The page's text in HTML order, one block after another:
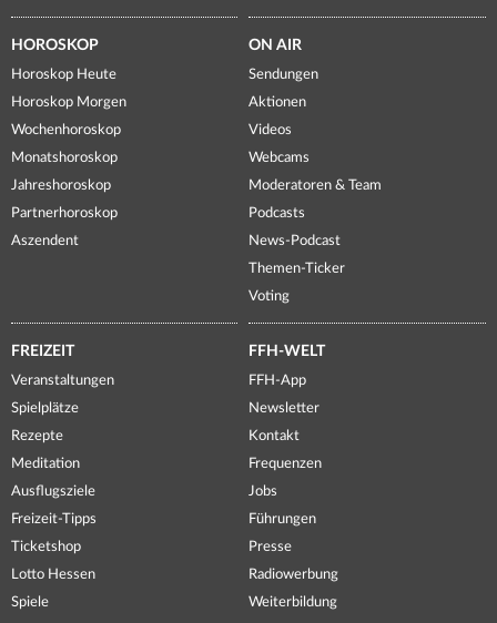
HOROSKOP
Horoskop Heute
Horoskop Morgen
Wochenhoroskop
Monatshoroskop
Jahreshoroskop
Partnerhoroskop
Aszendent
ON AIR
Sendungen
Aktionen
Videos
Webcams
Moderatoren & Team
Podcasts
News-Podcast
Themen-Ticker
Voting
FREIZEIT
Veranstaltungen
Spielplätze
Rezepte
Meditation
Ausflugsziele
Freizeit-Tipps
Ticketshop
Lotto Hessen
Spiele
FFH-WELT
FFH-App
Newsletter
Kontakt
Frequenzen
Jobs
Führungen
Presse
Radiowerbung
Weiterbildung